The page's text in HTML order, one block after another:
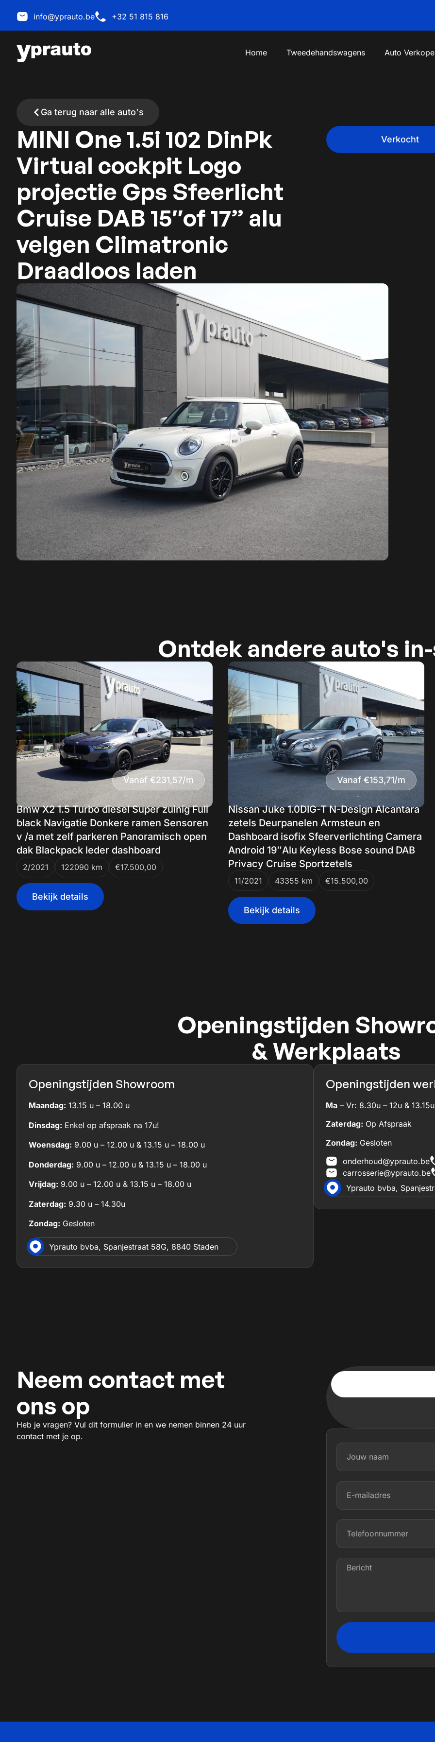
info@yprauto.be +32 51 815 816
Home Tweedehandswagens Auto
Ga terug naar alle auto's
MINI One 1.5i 102 DinPk
Virtual cockpit Logo
projectie Gps Sfeerlicht
Cruise DAB 15″of 17” alu
velgen Climatronic
Draadloos laden
Verkocht
Ontdek andere auto's
Vanaf €231,57/m
Bmw X2 1.5 Turbo diesel Super zuinig Full
black Navigatie Donkere ramen Sensoren
v /a met zelf parkeren Panoramisch open
dak Blackpack leder dashboard
2/2021 122090 km €17.500,00
Bekijk details
Vanaf €153,71/m
Nissan Juke 1.0DIG-T N-Design Alcantara
zetels Deurpanelen Armsteun en
Dashboard isofix Sfeerverlichting Camera
Android 19″Alu Keyless Bose sound DAB
Privacy Cruise Sportzetels
11/2021 43355 km €15.500,00
Bekijk details
Openingstijden
& Werkplaats
Openingstijden Showroom
Maandag: 13.15 u – 18.00 u
Dinsdag: Enkel op afspraak na 17u!
Woensdag: 9.00 u – 12.00 u & 13.15 u – 18.00 u
Donderdag: 9.00 u – 12.00 u & 13.15 u – 18.00 u
Vrijdag: 9.00 u – 12.00 u & 13.15 u – 18.00 u
Zaterdag: 9.30 u – 14.30u
Zondag: Gesloten
Yprauto bvba, Spanjestraat 58G, 8840 Staden
Openingstijden
Ma – Vr: 8.30u – 12u &
Zaterdag: Op Afspraak
Zondag: Gesloten
onderhoud@yprauto.be
carrosserie@yprauto.be
Yprauto bvba,
Neem contact met
ons op
Heb je vragen? Vul dit formulier in en we nemen binnen 24 uur
contact met je op.